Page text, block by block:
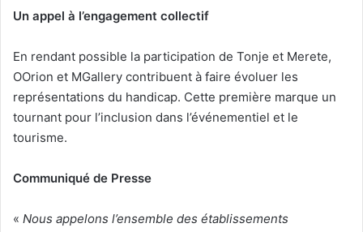
Un appel à l’engagement collectif
En rendant possible la participation de Tonje et Merete,
OOrion et MGallery contribuent à faire évoluer les
représentations du handicap. Cette première marque un
tournant pour l’inclusion dans l’événementiel et le
tourisme.
Communiqué de Presse
« Nous appelons l’ensemble des établissements